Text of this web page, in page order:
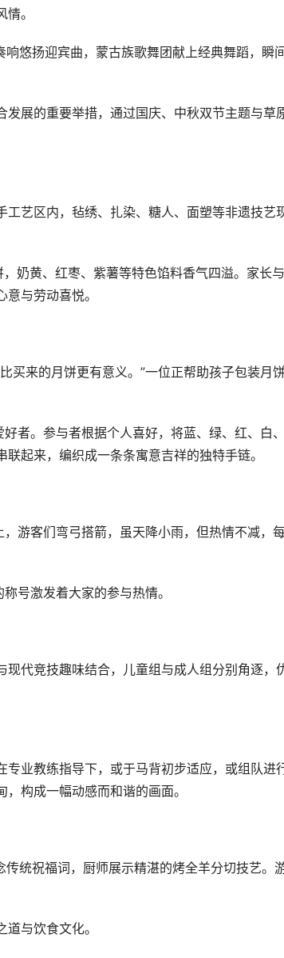
。
悠扬迎宾曲，蒙古族歌舞团献上经典舞蹈，瞬
展的重要举措，通过国庆、中秋双节主题与草
艺区内，毡绣、扎染、糖人、面塑等非遗技艺
奶黄、红枣、紫薯等特色馅料香气四溢。家长
与劳动喜悦。
买来的月饼更有意义。”一位正帮助孩子包装月
者。参与者根据个人喜好，将蓝、绿、红、白
起来，编织成一条条寓意吉祥的独特手链。
游客们弯弓搭箭，虽天降小雨，但热情不减，
号激发着大家的参与热情。
代竞技趣味结合，儿童组与成人组分别角逐，
业教练指导下，或于马背初步适应，或组队进
构成一幅动感而和谐的画面。
统祝福词，厨师展示精湛的烤全羊分切技艺。
与饮食文化。